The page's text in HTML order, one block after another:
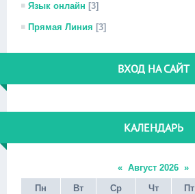
Язык онлайн [3]
Прямая Линия [3]
ВХОД НА САЙТ
КАЛЕНДАРЬ
« Август 2026 »
Пн
Вт Ср Чт Пт